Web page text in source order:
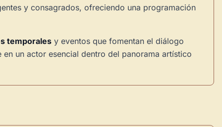
y consagrados, ofreciendo una programación
temporales y eventos que fomentan el diálogo
un actor esencial dentro del panorama artístico